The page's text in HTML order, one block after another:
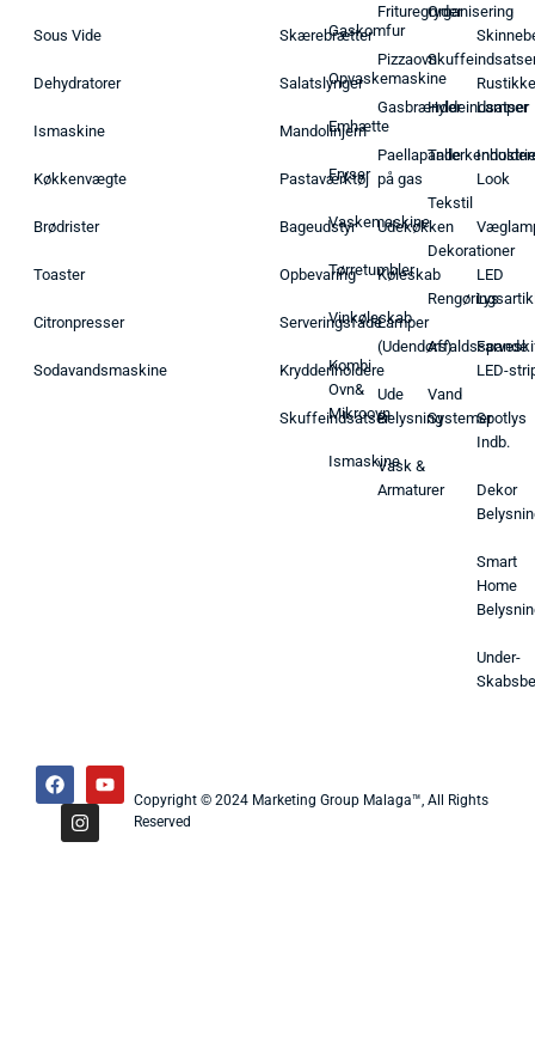
Sous Vide
Dehydratorer
Ismaskine
Køkkenvægte
Brødrister
Toaster
Citronpresser
Sodavandsmaskine
Skærebrætter
Salatslynger
Mandolinjern
Pastaværktøj
Bageudstyr
Opbevaring
Serveringsfade
Krydderiholdere
Skuffeindsatser
Gaskomfur
Opvaskemaskine
Emhætte
Fryser
Vaskemaskine
Tørretumbler
Vinkøleskab
Kombi
Ovn&
Mikroovn
Ismaskine
Frituregryder
Pizzaovn
Gasbrænder
Paellapande
på gas
Udekøkken
Køleskab
Lamper
(Udendørs)
Ude
Belysning
Vask &
Armaturer
Organisering
Hyldeindsatser
Tekstil
Dekorationer
Affaldsspande
Vand
Systemer
Rustikke
Lamper
Look
LED
Lys
LED-
Spotlys
Indb.
Dekor
Smart
Home
Under-
Copyright © 2024 Marketing Group Malaga™, All Rights
Reserved